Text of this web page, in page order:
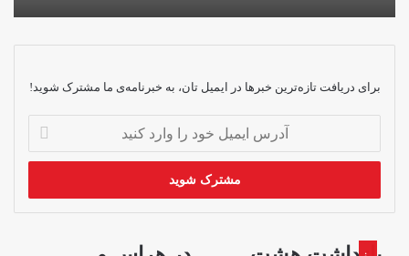
برای دریافت تازه‌ترین خبرها در ایمیل تان، به خبرنامه‌ی ما مشترک شوید!
خود
وارد
در بازداشت